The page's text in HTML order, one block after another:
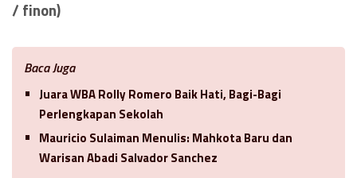
/ finon)
Baca Juga
Juara WBA Rolly Romero Baik Hati, Bagi-Bagi
Perlengkapan Sekolah
Mauricio Sulaiman Menulis: Mahkota Baru dan
Warisan Abadi Salvador Sanchez